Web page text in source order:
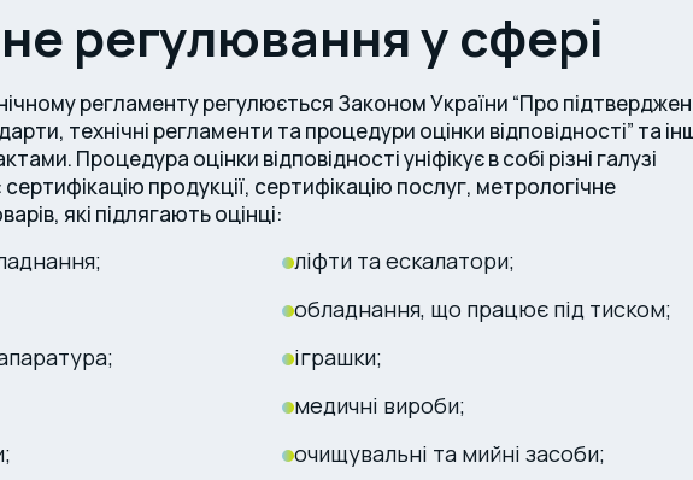
регулювання у сфері
регламенту регулюється Законом України “Про
технічні регламенти та процедури оцінки відповідності” та
Процедура оцінки відповідності уніфікує в собі різні галузі
продукції, сертифікацію послуг, метрологічне
які підлягають оцінці:
ліфти та ескалатори;
обладнання, що працює під тиском;
іграшки;
медичні вироби;
очищувальні та мийні засоби;